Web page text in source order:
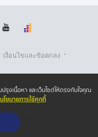
กลับถึงท่าอากาศยาน
กราช 2569
เงื่อนไขและข้อตกลง ·
· นโยบายคุกกี้ ·
Co.,Ltd.
รุงเนื้อหา และเว็บไซต์ให้ตรงกับใจคุณ
นโยบายการใช้คุกกี้